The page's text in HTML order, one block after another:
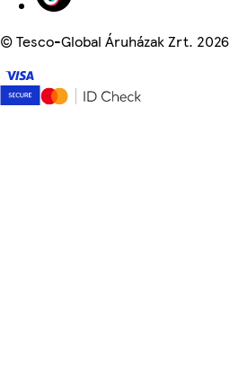
©Tesco-Global Áruházak Zrt. 2026